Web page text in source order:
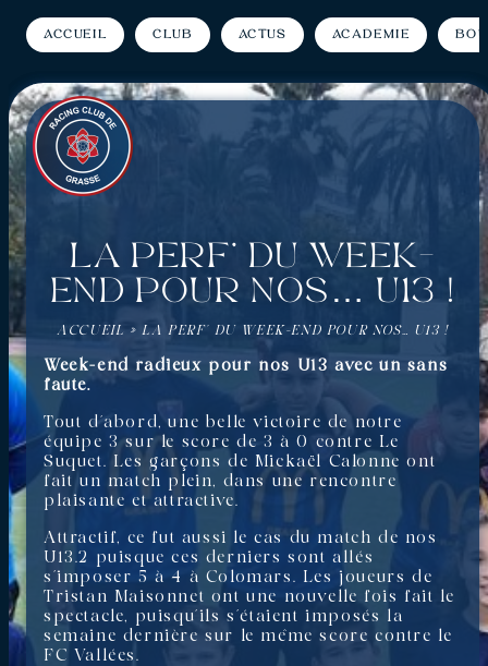
Accueil Club Actus Académie
La perf’ du week-
end pour nos… U13 !
ACCUEIL »LA PERF’ DU WEEK-END POUR NOS… U13 !
Week-end radieux pour nos U13 avec un sans
faute.
Tout d’abord, une belle victoire de notre
équipe 3 sur le score de 3 à 0 contre Le
Suquet. Les garçons de Mickaël Calonne ont
fait un match plein, dans une rencontre
plaisante et attractive.
Attractif, ce fut aussi le cas du match de nos
U13.2 puisque ces derniers sont allés
s’imposer 5 à 4 à Colomars. Les joueurs de
Tristan Maisonnet ont une nouvelle fois fait le
spectacle, puisqu’ils s’étaient imposés la
semaine dernière sur le même score contre le
FC Vallées.